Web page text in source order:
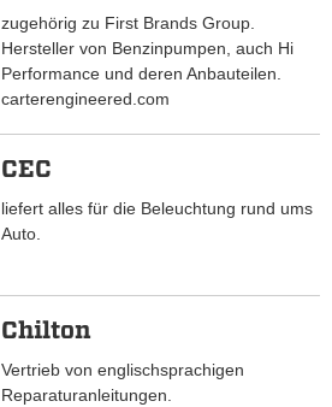
zugehörig zu First Brands Group.
Hersteller von Benzinpumpen, auch Hi
Performance und deren Anbauteilen.
carterengineered.com
CEC
liefert alles für die Beleuchtung rund ums
Auto.
Chilton
Vertrieb von englischsprachigen
Reparaturanleitungen.